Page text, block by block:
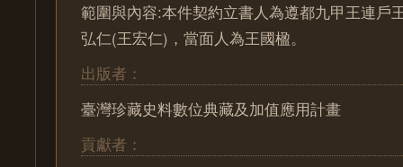
範圍與內容:本件契約立書人為遵都九甲王連戶
弘仁(王宏仁)，當面人為王國楹。
出版者：
臺灣珍藏史料數位典藏及加值應用計畫
貢獻者：